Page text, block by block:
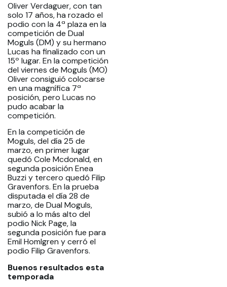
Oliver Verdaguer, con tan
solo 17 años, ha rozado el
podio con la 4ª plaza en la
competición de Dual
Moguls (DM) y su hermano
Lucas ha finalizado con un
15º lugar. En la competición
del viernes de Moguls (MO)
Oliver consiguió colocarse
en una magnífica 7ª
posición, pero Lucas no
pudo acabar la
competición.
En la competición de
Moguls, del día 25 de
marzo, en primer lugar
quedó Cole Mcdonald, en
segunda posición Enea
Buzzi y tercero quedó Filip
Gravenfors. En la prueba
disputada el día 28 de
marzo, de Dual Moguls,
subió a lo más alto del
podio Nick Page, la
segunda posición fue para
Emil Homlgren y cerró el
podio Filip Gravenfors.
Buenos resultados esta
temporada